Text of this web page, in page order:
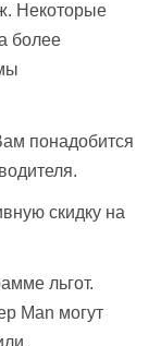
Некоторые
более
понадобится
скидку на
льгот.
Man могут